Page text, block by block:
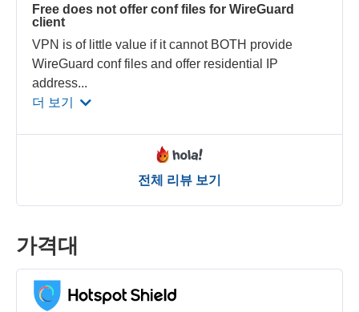
Free does not offer conf files for WireGuard
client
VPN is of little value if it cannot BOTH provide
WireGuard conf files and offer residential IP
address...
더 보기
전체 리뷰 보기
가격대